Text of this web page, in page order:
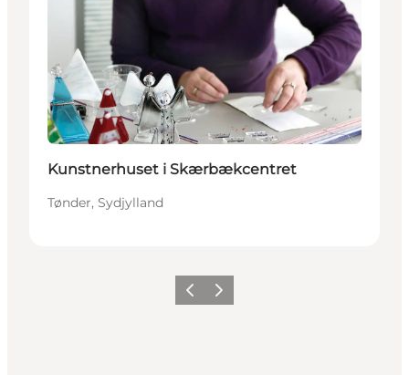
Kunstnerhuset i Skærbækcentret
Tønder, Sydjylland
ForrigeNæste